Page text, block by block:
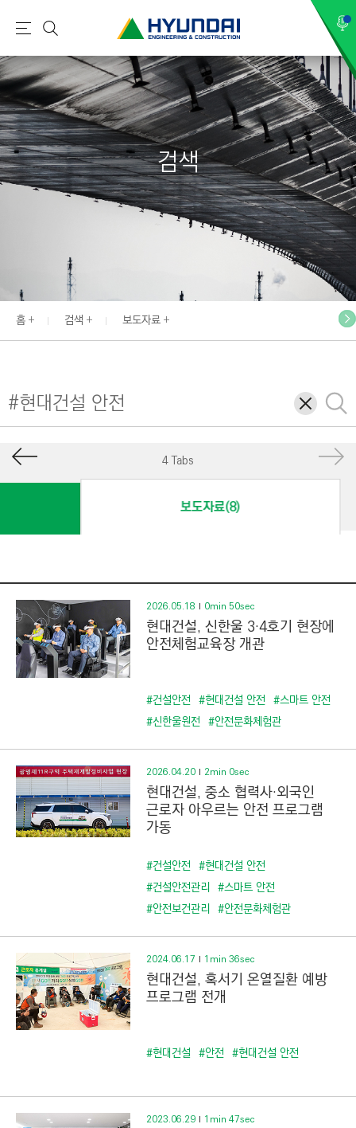
현
건
설
(
H
Y
U
N
E
N
N
E
I
O
S
T
R
O
N
)
메
뉴
검
색
검색
홈 검색 보도자료
삭
제
검
색
4 Tabs
보도자료(8)
2026.05.18 0min 50sec
현대건설, 신한울 3·4호기 현장에
안전체험교육장 개관
#건설안전 #현대건설 안전 #스마트 안전
#신한울원전 #안전문화체험관
2026.04.20 2min 0sec
현대건설, 중소 협력사·외국인
근로자 아우르는 안전 프로그램
가동
#건설안전 #현대건설 안전
#건설안전관리 #스마트 안전
#안전보건관리 #안전문화체험관
2024.06.17 1min 36sec
현대건설, 혹서기 온열질환 예방
프로그램 전개
#현대건설 #안전 #현대건설 안전
2023.06.29 1min 47sec